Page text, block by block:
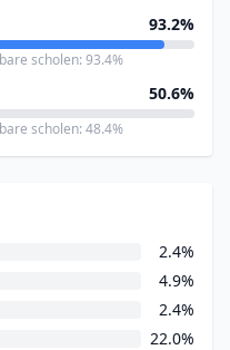
93.2%
scholen: 93.4%
50.6%
scholen: 48.4%
2.4%
4.9%
2.4%
22.0%